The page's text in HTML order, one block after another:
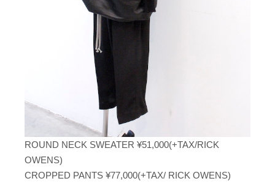
ROUND NECK SWEATER ¥51,000(+TAX/RICK
OWENS)
CROPPED PANTS ¥77,000(+TAX/ RICK OWENS)